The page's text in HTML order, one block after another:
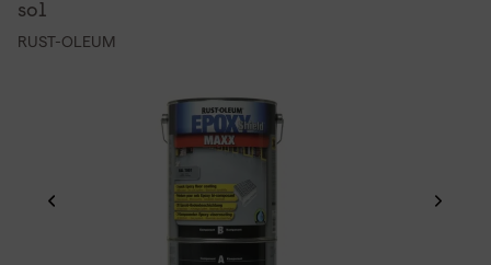
sol
RUST-OLEUM